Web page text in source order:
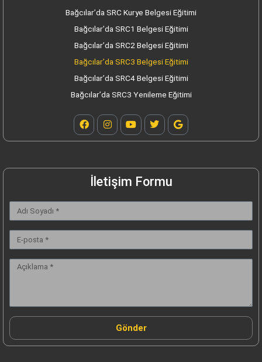
Bağcılar’da SRC Kurye Belgesi Eğitimi
Bağcılar’da SRC1 Belgesi Eğitimi
Bağcılar’da SRC2 Belgesi Eğitimi
Bağcılar’da SRC3 Belgesi Eğitimi
Bağcılar’da SRC4 Belgesi Eğitimi
Bağcılar’da SRC3 Yenileme Eğitimi
F
a
c
o
I
n
s
g
r
a
Y
o
u
b
T
w
i
e
G
o
o
e
İletişim Formu
Adı
Soyadı
posta
Açıklama
Gönder